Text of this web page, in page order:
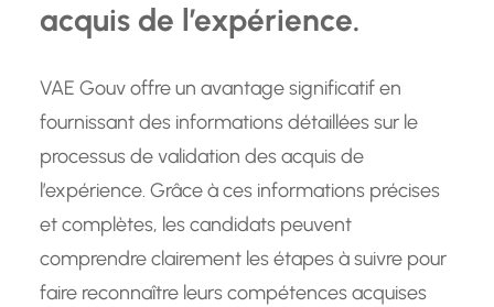
acquis de l’expérience.
VAE Gouv offre un avantage significatif en
fournissant des informations détaillées sur le
processus de validation des acquis de
l’expérience. Grâce à ces informations précises
et complètes, les candidats peuvent
comprendre clairement les étapes à suivre pour
faire reconnaître leurs compétences acquises